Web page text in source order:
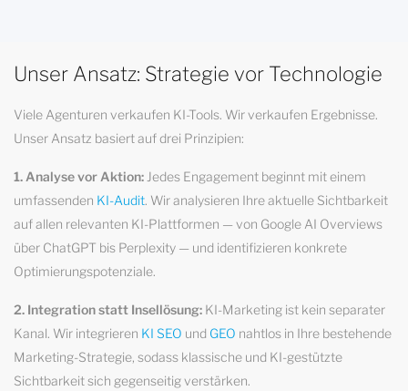
Unser Ansatz: Strategie vor Technologie
Viele Agenturen verkaufen KI-Tools. Wir verkaufen Ergebnisse.
Unser Ansatz basiert auf drei Prinzipien:
1. Analyse vor Aktion: Jedes Engagement beginnt mit einem
umfassenden KI-Audit. Wir analysieren Ihre aktuelle Sichtbarkeit
auf allen relevanten KI-Plattformen — von Google AI Overviews
über ChatGPT bis Perplexity — und identifizieren konkrete
Optimierungspotenziale.
2. Integration statt Insellösung: KI-Marketing ist kein separater
Kanal. Wir integrieren KI SEO und GEO nahtlos in Ihre bestehende
Marketing-Strategie, sodass klassische und KI-gestützte
Sichtbarkeit sich gegenseitig verstärken.